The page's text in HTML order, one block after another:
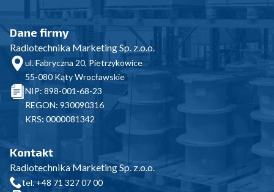
Dane firmy
Radiotechnika Marketing Sp. z.o.o.
ul. Fabryczna 20, Pietrzykowice
55-080 Kąty Wrocławskie
NIP: 898-001-68-23
REGON: 930090316
KRS: 0000081342
Kontakt
Radiotechnika Marketing Sp. z.o.o.
tel. +48 71 327 07 00